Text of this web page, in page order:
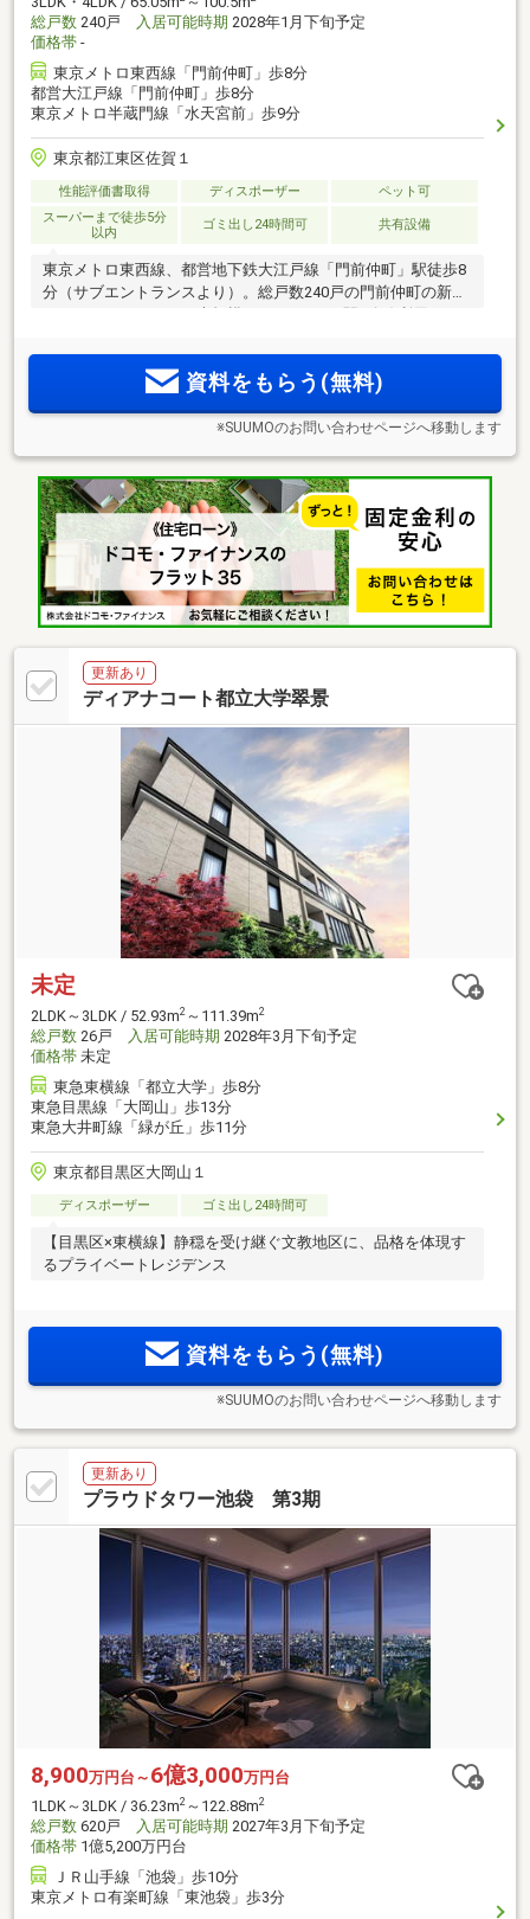
総戸数 240戸 入居可能時期 2028年1月下旬予定
価格帯 -
東京メトロ東西線「門前仲町」歩8分
都営大江戸線「門前仲町」歩8分
東京メトロ半蔵門線「水天宮前」歩9分
東京都江東区佐賀１
性能評価書取得 ディスポーザー
ペット可
スーパーまで徒歩5分
以内
ゴミ出し24時間可 共有設備
東京メトロ東西線、都営地下鉄大江戸線「門前仲町」駅徒歩8
分（サブエントランスより）。総戸数240戸の門前仲町の新た
資料をもらう(無料)
※SUUMOのお問い合わせページへ移動します
更新あり
ディアナコート都立大学翠景
未定
2LDK～3LDK / 52.93m2 ～111.39m2
総戸数 26戸 入居可能時期 2028年3月下旬予定
価格帯 未定
東急東横線「都立大学」歩8分
東急目黒線「大岡山」歩13分
東急大井町線「緑が丘」歩11分
東京都目黒区大岡山１
ディスポーザー ゴミ出し24時間可
【目黒区×東横線】静穏を受け継ぐ文教地区に、品格を体現す
るプライベートレジデンス
資料をもらう(無料)
※SUUMOのお問い合わせページへ移動します
更新あり
プラウドタワー池袋 第3期
8,900万円台～ 6億3,000万円台
1LDK～3LDK / 36.23m2 ～122.88m2
総戸数 620戸 入居可能時期 2027年3月下旬予定
価格帯 1億5,200万円台
ＪＲ山手線「池袋」歩10分
東京メトロ有楽町線「東池袋」歩3分